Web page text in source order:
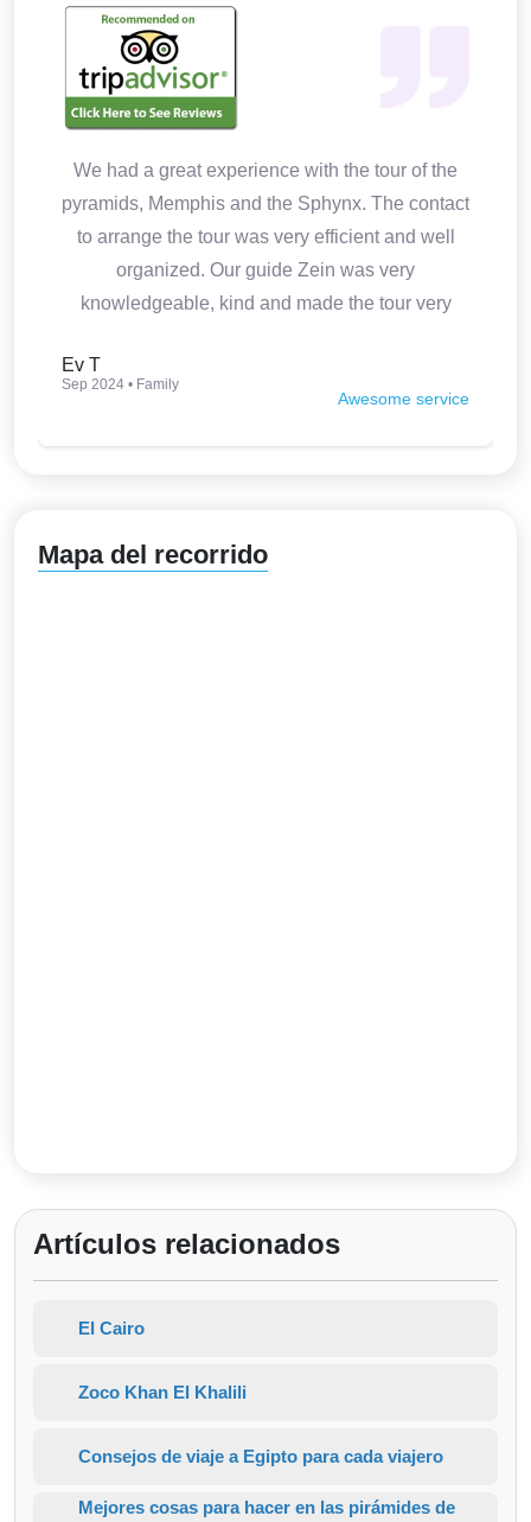
We had a great experience with the tour of the
pyramids, Memphis and the Sphynx. The contact
to arrange the tour was very efficient and well
organized. Our guide Zein was very
knowledgeable, kind and made the tour very
Ev T
Sep 2024 • Family
Awesome service
Mapa del recorrido
Artículos relacionados
El Cairo
Zoco Khan El Khalili
Consejos de viaje a Egipto para cada viajero
Mejores cosas para hacer en las pirámides de